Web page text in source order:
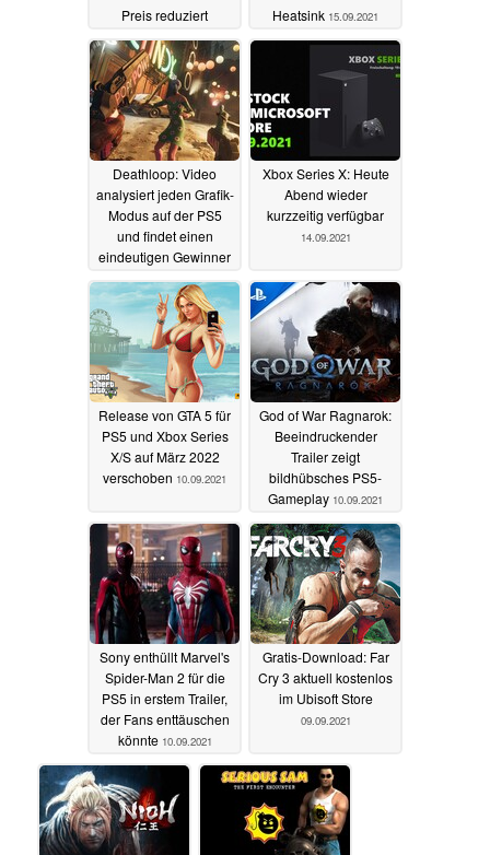
Preis reduziert
18.09.2021
Heatsink 15.09.2021
Deathloop: Video
analysiert jeden Grafik-
Modus auf der PS5
und findet einen
eindeutigen Gewinner
14.09.2021
Xbox Series X: Heute
Abend wieder
kurzzeitig verfügbar
14.09.2021
Release von GTA 5 für
PS5 und Xbox Series
X/S auf März 2022
verschoben 10.09.2021
God of War Ragnarok:
Beeindruckender
Trailer zeigt
bildhübsches PS5-
Gameplay 10.09.2021
Sony enthüllt Marvel's
Spider-Man 2 für die
PS5 in erstem Trailer,
der Fans enttäuschen
könnte 10.09.2021
Gratis-Download: Far
Cry 3 aktuell kostenlos
im Ubisoft Store
09.09.2021